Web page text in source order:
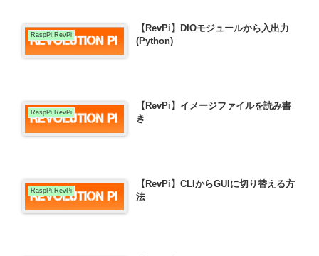
RaspPi,RevPi
【RevPi】DIOモジュールから入出力
(Python)
RaspPi,RevPi
【RevPi】イメージファイルを読み書
き
RaspPi,RevPi
【RevPi】CLIからGUIに切り替える方
法